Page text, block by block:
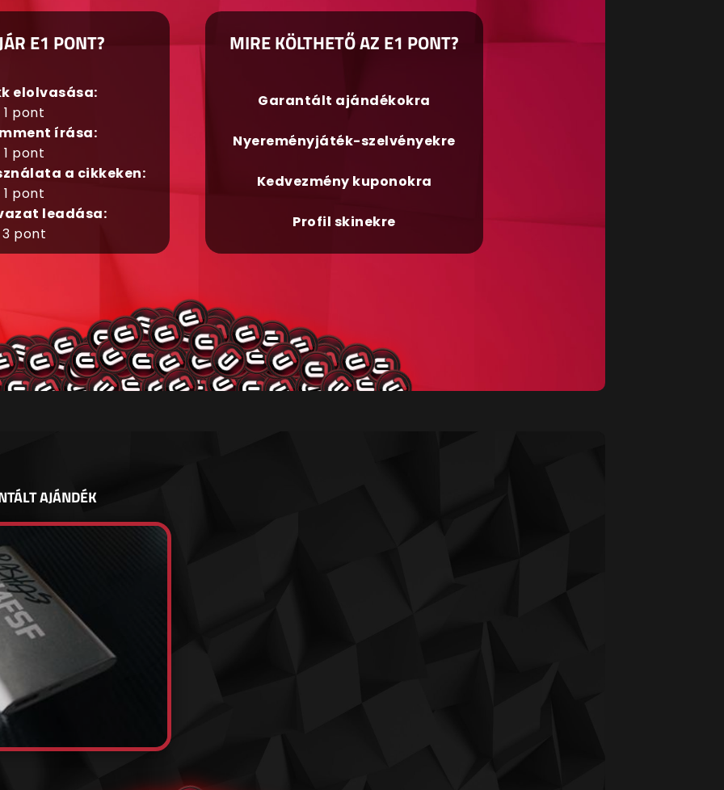
E1 PONT?
elolvasása:
1 pont
írása:
1 pont
a cikkeken:
1 pont
leadása:
3 pont
MIRE KÖLTHETŐ AZ E1 PONT?
Garantált ajándékokra
Nyereményjáték-szelvényekre
Kedvezmény kuponokra
Profil skinekre
AJÁNDÉK